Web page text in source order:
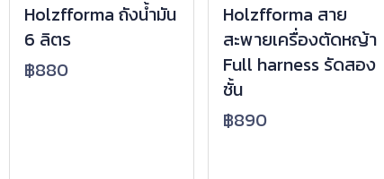
Holzfforma ถังน้ำมัน
6 ลิตร
฿880
Holzfforma สาย
สะพายเครื่องตัดหญ้า
Full harness รัดสอง
ชั้น
฿890